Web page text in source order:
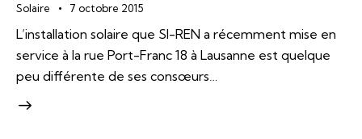
Solaire 7 octobre 2015
L’installation solaire que SI-REN a récemment mise en
service à la rue Port-Franc 18 à Lausanne est quelque
peu différente de ses consœurs…